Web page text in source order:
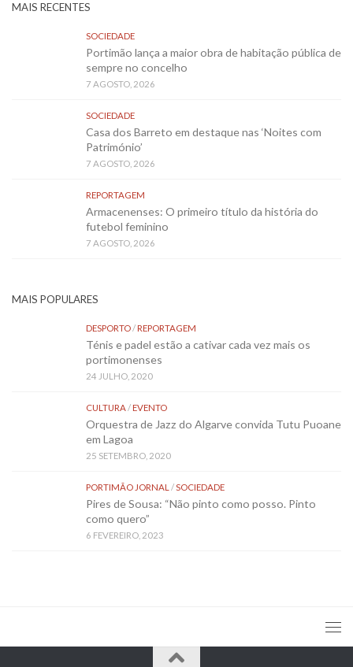
MAIS RECENTES
SOCIEDADE
Portimão lança a maior obra de habitação pública de
sempre no concelho
7 AGOSTO, 2026
SOCIEDADE
Casa dos Barreto em destaque nas ‘Noites com
Património’
7 AGOSTO, 2026
REPORTAGEM
Armacenenses: O primeiro título da história do
futebol feminino
7 AGOSTO, 2026
MAIS POPULARES
DESPORTO/REPORTAGEM
Ténis e padel estão a cativar cada vez mais os
portimonenses
24 JULHO, 2020
CULTURA/EVENTO
Orquestra de Jazz do Algarve convida Tutu Puoane
em Lagoa
25 SETEMBRO, 2020
PORTIMÃO JORNAL /SOCIEDADE
Pires de Sousa: “Não pinto como posso. Pinto
como quero”
6 FEVEREIRO, 2023